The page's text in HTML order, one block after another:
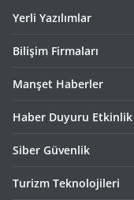
Yerli Yazılımlar
Bilişim Firmaları
Manşet Haberler
Haber Duyuru Etkinlik
Siber Güvenlik
Turizm Teknolojileri